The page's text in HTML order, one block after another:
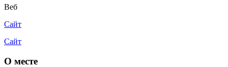
Веб
Сайт
Сайт
О месте